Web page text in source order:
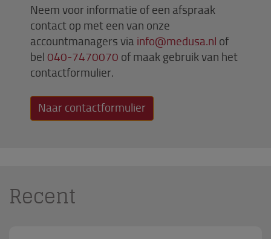
Neem voor informatie of een afspraak
contact op met een van onze
accountmanagers via info@medusa.nl of
bel040-7470070 of maak gebruik van het
contactformulier.
Naar contactformulier
Recent